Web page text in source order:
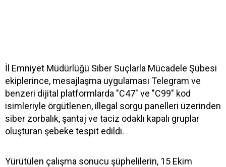
İl Emniyet Müdürlüğü Siber Suçlarla Mücadele Şubesi
ekiplerince, mesajlaşma uygulaması Telegram ve
benzeri dijital platformlarda "C47" ve "C99" kod
isimleriyle örgütlenen, illegal sorgu panelleri üzerinden
siber zorbalık, şantaj ve taciz odaklı kapalı gruplar
oluşturan şebeke tespit edildi.
Yürütülen çalışma sonucu şüphelilerin, 15 Ekim